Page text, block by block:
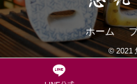
ホーム
© 2021